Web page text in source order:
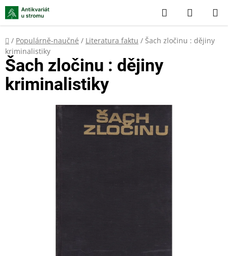
Přejít
na
obsah
Hledat
KOŠÍK
Domů
/ Populárně-naučné / Literatura faktu / Šach zločinu : dějiny
kriminalistiky
Šach zločinu : dějiny
kriminalistiky